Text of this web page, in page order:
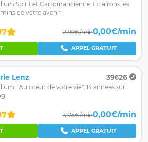
Spirit et Cartomancienne. Eclairons les
de votre avenir !
2,99€/min0,00€/min
APPEL GRATUIT
Lenz 39626
votre vie"..14 années sur
3,75€/min0,00€/min
APPEL GRATUIT